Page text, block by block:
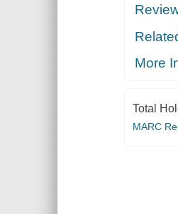
More
Total
MARC